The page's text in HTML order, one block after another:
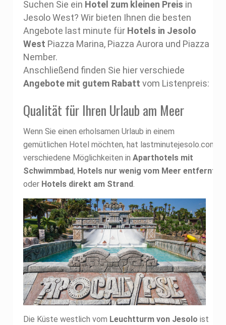
Suchen Sie ein Hotel zum kleinen Preis in
Jesolo West? Wir bieten Ihnen die besten
Angebote last minute für Hotels in Jesolo
West Piazza Marina, Piazza Aurora und Piazza
Nember.
Anschließend finden Sie hier verschiede
Angebote mit gutem Rabatt vom Listenpreis:
Qualität für Ihren Urlaub am Meer
Wenn Sie einen erholsamen Urlaub in einem
gemütlichen Hotel möchten, hat lastminutejesolo.com
verschiedene Möglichkeiten inAparthotels mit
Schwimmbad, Hotels nur wenig vom Meer entfernt
oder Hotels direkt am Strand.
Die Küste westlich vom Leuchtturm von Jesolo ist